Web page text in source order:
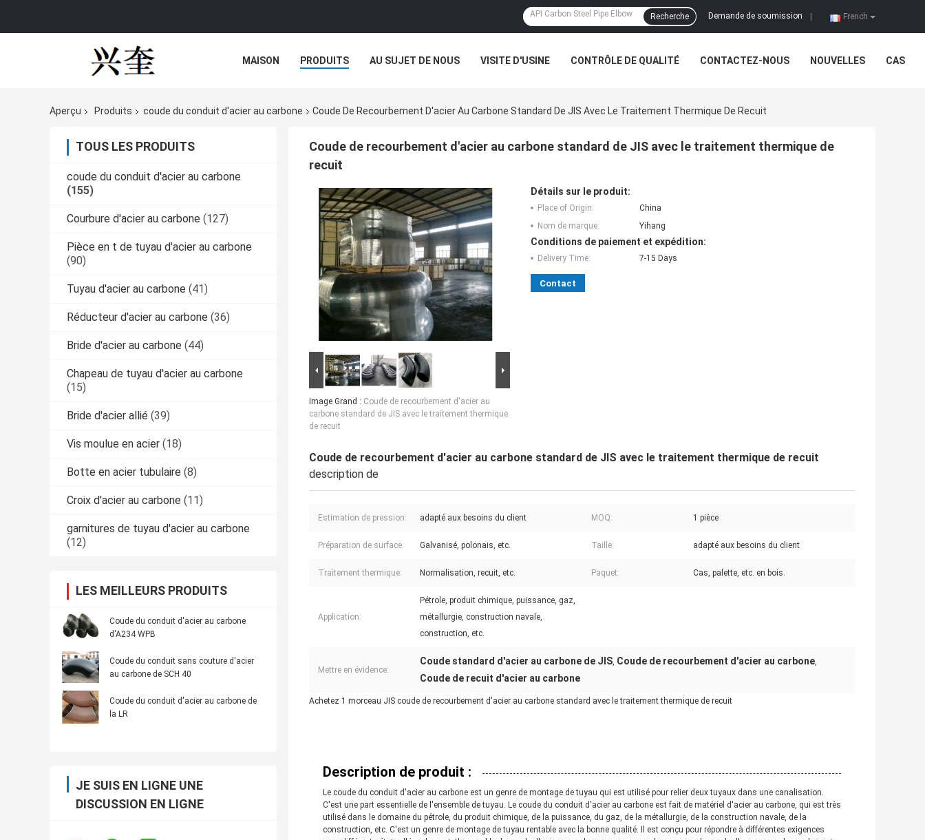
French
Demande de soumission
Recherche
MAISON PRODUITS AU SUJET DE NOUS VISITE D'USINE CONTRÔLE DE QUALITÉ CONTACTEZ-NOUS NOUVELLES CAS
Aperçu Produits coude du conduit d'acier au carbone Coude De Recourbement D'acier Au Carbone Standard De JIS Avec Le Traitement Thermique De Recuit
TOUS LES PRODUITS
coude du conduit d'acier au carbone
(155)
Courbure d'acier au carbone (127)
Pièce en t de tuyau d'acier au carbone
(90)
Tuyau d'acier au carbone (41)
Réducteur d'acier au carbone (36)
Bride d'acier au carbone (44)
Chapeau de tuyau d'acier au carbone
(15)
Bride d'acier allié (39)
Vis moulue en acier (18)
Botte en acier tubulaire (8)
Croix d'acier au carbone (11)
garnitures de tuyau d'acier au carbone
(12)
LES MEILLEURS PRODUITS
Coude du conduit d'acier au carbone
d'A234 WPB
Coude du conduit sans couture d'acier
au carbone de SCH 40
Coude du conduit d'acier au carbone de
la LR
JE SUIS EN LIGNE UNE
DISCUSSION EN LIGNE
Coude de recourbement d'acier au carbone standard de JIS avec le traitement thermique de
recuit
Image Grand : Coude de recourbement d'acier au
carbone standard de JIS avec le traitement thermique
de recuit
Détails sur le produit:
Place of Origin:
China
Nom de marque:
Yihang
Conditions de paiement et expédition:
Delivery Time: 7-15 Days
Contact
Coude de recourbement d'acier au carbone standard de JIS avec le traitement thermique de recuit
description de
Estimation de pression: adapté aux besoins du client MOQ: 1 pièce
Préparation de surface: Galvanisé, polonais, etc. Taille: adapté aux besoins du client
Traitement thermique: Normalisation, recuit, etc. Paquet: Cas, palette, etc. en bois.
Application:
Pétrole, produit chimique, puissance, gaz,
métallurgie, construction navale,
construction, etc.
Mettre en évidence:
Coude standard d'acier au carbone de JIS, Coude de recourbement d'acier au carbone,
Coude de recuit d'acier au carbone
Achetez 1 morceau JIS coude de recourbement d'acier au carbone standard avec le traitement thermique de recuit
Description de produit :
Le coude du conduit d'acier au carbone est un genre de montage de tuyau qui est utilisé pour relier deux tuyaux dans une canalisation.
C'est une part essentielle de l'ensemble de tuyau. Le coude du conduit d'acier au carbone est fait de matériel d'acier au carbone, qui est très
utilisé dans le domaine du pétrole, du produit chimique, de la puissance, du gaz, de la métallurgie, de la construction navale, de la
construction, etc. C'est un genre de montage de tuyau rentable avec la bonne qualité. Il est conçu pour répondre à différentes exigences